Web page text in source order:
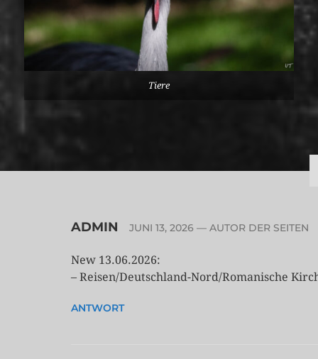
Tiere
ADMIN JUNI 13, 2026 — AUTOR DER SEITEN
New 13.06.2026:
– Reisen/Deutschland-Nord/Romanische
ANTWORT